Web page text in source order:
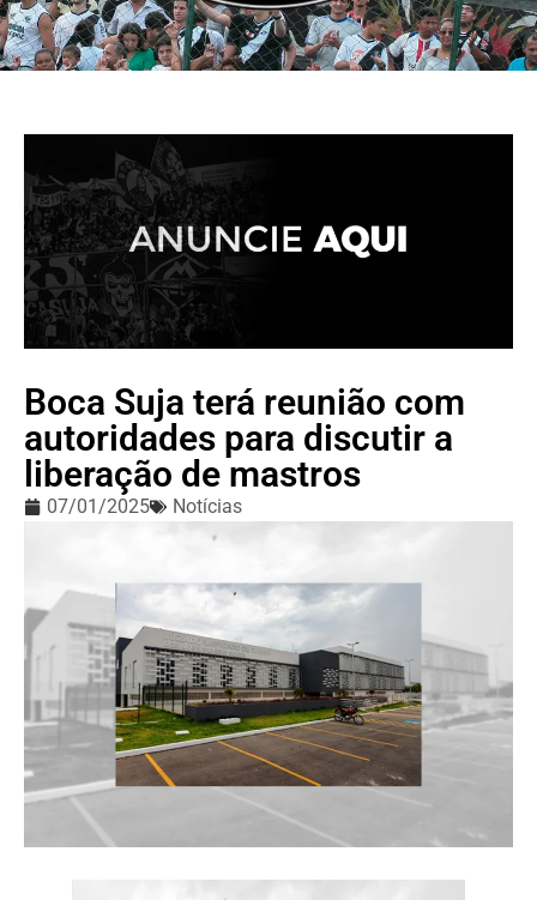
Boca Suja terá reunião com
autoridades para discutir a
liberação de mastros
07/01/2025 Notícias